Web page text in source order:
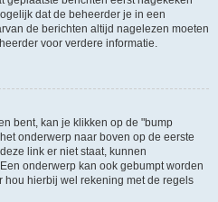
dat de beheerder je in een
de berichten altijd nagelezen moeten
voor verdere informatie.
bent, kan je klikken op de "bump
onderwerp naar boven op de eerste
link er niet staat, kunnen
onderwerp kan ook gebumpt worden
hou hierbij wel rekening met de regels